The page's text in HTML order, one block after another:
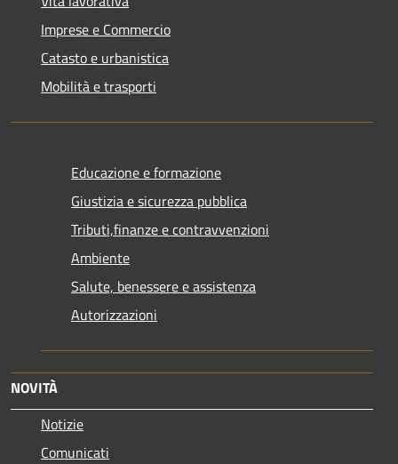
Imprese e Commercio
Catasto e urbanistica
Mobilità e trasporti
Educazione e formazione
Giustizia e sicurezza pubblica
Tributi,finanze e contravvenzioni
Ambiente
Salute, benessere e assistenza
Autorizzazioni
NOVITÀ
Notizie
Comunicati